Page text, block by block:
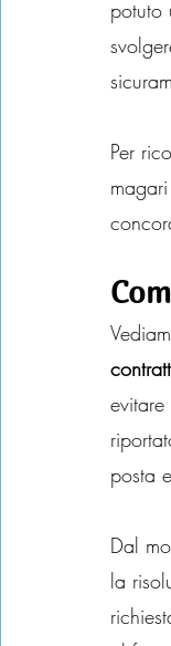
potuto
Per
posta
Dal
la